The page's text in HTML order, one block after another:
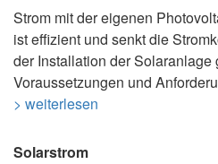
Strom mit der eigenen
ist effizient und senkt die
der Installation der Solaranlage
Voraussetzungen und
> weiterlesen
Solarstrom